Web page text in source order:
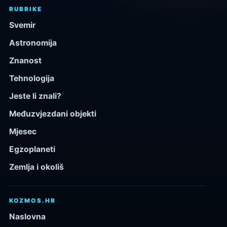
RUBRIKE
Svemir
Astronomija
Znanost
Tehnologija
Jeste li znali?
Međuzvjezdani objekti
Mjesec
Egzoplaneti
Zemlja i okoliš
KOZMOS.HR
Naslovna